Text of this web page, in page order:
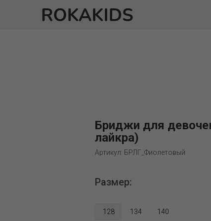
Бриджи для
лайкра)
Артикул: БРЛГ_Фиолетовый
Размер:
128 134 140